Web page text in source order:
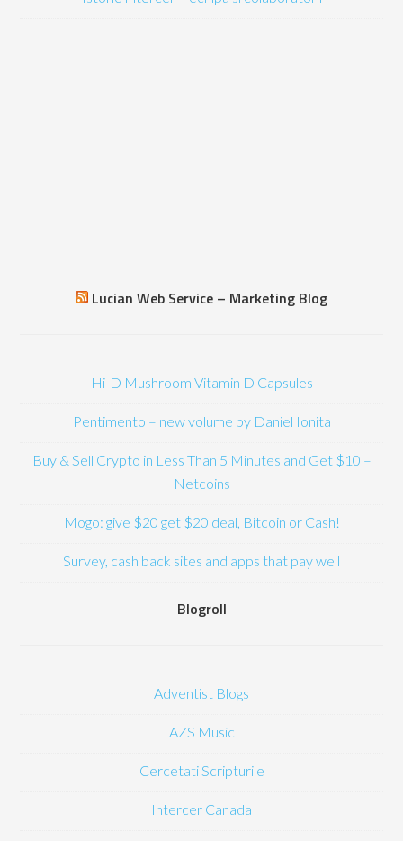
Lucian Web Service – Marketing Blog
Hi-D Mushroom Vitamin D Capsules
Pentimento – new volume by Daniel Ionita
Buy & Sell Crypto in Less Than 5 Minutes and Get $10 –
Netcoins
Mogo: give $20 get $20 deal, Bitcoin or Cash!
Survey, cash back sites and apps that pay well
Blogroll
Adventist Blogs
AZS Music
Cercetati Scripturile
Intercer Canada